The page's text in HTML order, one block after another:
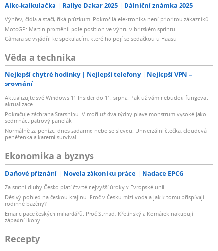
Alko-kalkulačka Rallye Dakar 2025 Dálniční známka 2025
Výhřev, čidla a stačí, říká průzkum. Pokročilá elektronika není prioritou zákazníků
MotoGP: Martin proměnil pole position ve výhru v britském sprintu
Câmara se vyjádřil ke spekulacím, které ho pojí se sedačkou u Haasu
Věda a technika
Nejlepší chytré hodinky Nejlepší telefony
Nejlepší VPN –
srovnání
Aktualizujte své Windows 11 Insider do 11. srpna. Pak už vám nebudou fungovat
aktualizace
Pokračuje záchrana Starshipu. V moři už dva týdny plave monstrum vysoké jako
sedmnáctipatrový panelák
Normálně za peníze, dnes zadarmo nebo se slevou: Univerzální čtečka, cloudová
peněženka a karetní survival
Ekonomika a byznys
Daňové přiznání Novela zákoníku práce Nadace EPCG
Za státní dluhy Česko platí čtvrté nejvyšší úroky v Evropské unii
Děsivý pohled na českou krajinu. Proč v Česku mizí voda a jak k tomu přispívají
rodinné bazény?
Emancipace českých miliardářů. Proč Strnad, Křetínský a Komárek nakupují
západní ikony
Recepty